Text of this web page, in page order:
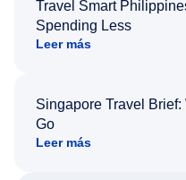
Travel Smart
Spending Less
Leer más
Singapore Travel
Go
Leer más